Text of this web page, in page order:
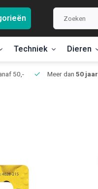
Techniek Dieren
50,- Meer dan 50 jaar